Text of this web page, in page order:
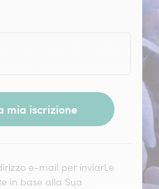
mia iscrizione
e-mail per inviarLe
in base alla Sua